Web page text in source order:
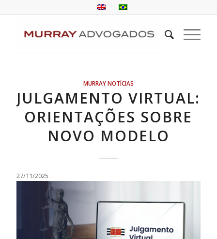
MURRAY NOTÍCIAS
JULGAMENTO VIRTUAL:
ORIENTAÇÕES SOBRE
NOVO MODELO
27/11/2025